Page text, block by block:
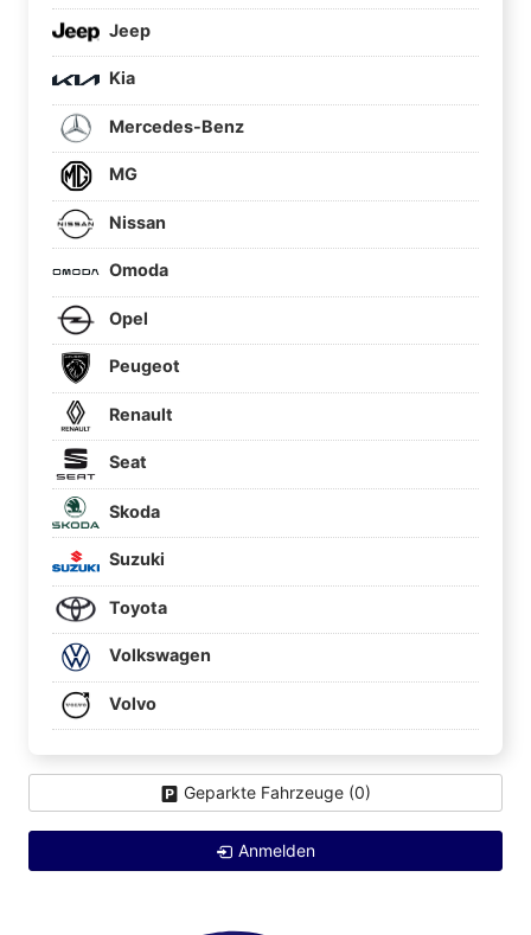
Jeep
Kia
Mercedes-Benz
MG
Nissan
Omoda
Opel
Peugeot
Renault
Seat
Skoda
Suzuki
Toyota
Volkswagen
Volvo
Geparkte Fahrzeuge (0)
Anmelden